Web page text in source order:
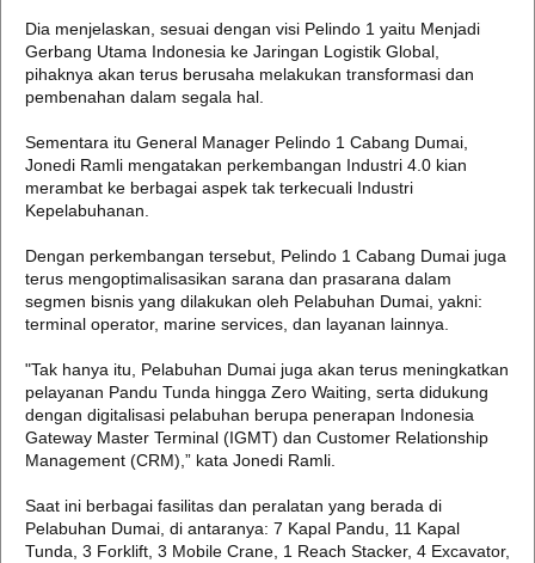
Dia menjelaskan, sesuai dengan visi Pelindo 1 yaitu Menjadi
Gerbang Utama Indonesia ke Jaringan Logistik Global,
pihaknya akan terus berusaha melakukan transformasi dan
pembenahan dalam segala hal.
Sementara itu General Manager Pelindo 1 Cabang Dumai,
Jonedi Ramli mengatakan perkembangan Industri 4.0 kian
merambat ke berbagai aspek tak terkecuali Industri
Kepelabuhanan.
Dengan perkembangan tersebut, Pelindo 1 Cabang Dumai juga
terus mengoptimalisasikan sarana dan prasarana dalam
segmen bisnis yang dilakukan oleh Pelabuhan Dumai, yakni:
terminal operator, marine services, dan layanan lainnya.
"Tak hanya itu, Pelabuhan Dumai juga akan terus meningkatkan
pelayanan Pandu Tunda hingga Zero Waiting, serta didukung
dengan digitalisasi pelabuhan berupa penerapan Indonesia
Gateway Master Terminal (IGMT) dan Customer Relationship
Management (CRM),” kata Jonedi Ramli.
Saat ini berbagai fasilitas dan peralatan yang berada di
Pelabuhan Dumai, di antaranya: 7 Kapal Pandu, 11 Kapal
Tunda, 3 Forklift, 3 Mobile Crane, 1 Reach Stacker, 4 Excavator,